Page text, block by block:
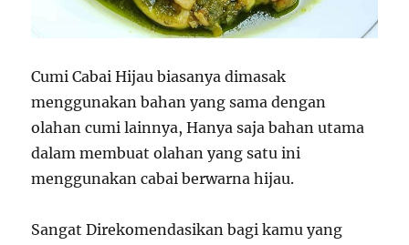
Cumi Cabai Hijau biasanya dimasak
menggunakan bahan yang sama dengan
olahan cumi lainnya, Hanya saja bahan utama
dalam membuat olahan yang satu ini
menggunakan cabai berwarna hijau.
Sangat Direkomendasikan bagi kamu yang